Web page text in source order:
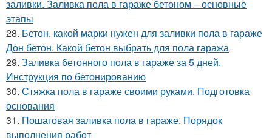
заливки. Заливка пола в гараже бетоном – основные
этапы
28. Бетон, какой марки нужен для заливки пола в гараже
Дон бетон. Какой бетон выбрать для пола гаража
29. Заливка бетонного пола в гараже за 5 дней.
Инструкция по бетонированию
30. Стяжка пола в гараже своими руками. Подготовка
основания
31. Пошаговая заливка пола в гараже. Порядок
выполнения работ